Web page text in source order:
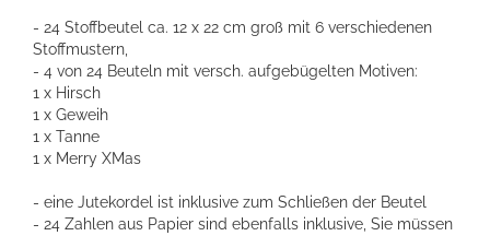
- 24 Stoffbeutel ca. 12 x 22 cm groß mit 6 verschiedenen
Stoffmustern,
- 4 von 24 Beuteln mit versch. aufgebügelten Motiven:
1 x Hirsch
1 x Geweih
1 x Tanne
1 x Merry XMas
- eine Jutekordel ist inklusive zum Schließen der Beutel
- 24 Zahlen aus Papier sind ebenfalls inklusive, Sie müssen